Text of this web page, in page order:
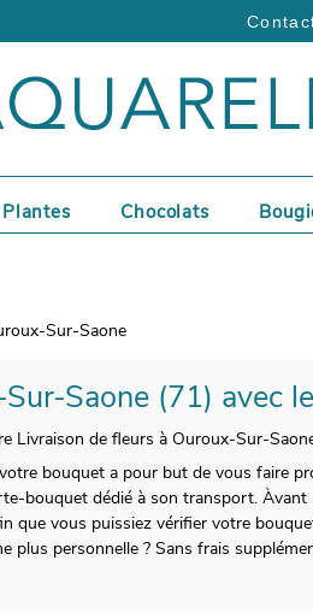
Plantes Chocolats
Sur-Saone
Saone (71) avec
de fleurs à Ouroux-Sur-
bouquet a pour but de vous faire
bouquet dédié à son transport.
que vous puissiez vérifier votre
plus personnelle ? Sans frais